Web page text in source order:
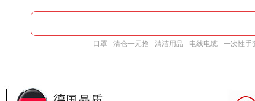
口罩 清仓一元抢 清洁用品 电线电缆 一次性手